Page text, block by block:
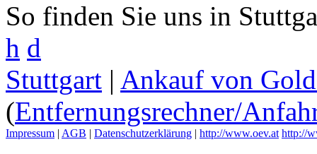
So finden Sie uns in
h d
Stuttgart | Ankauf von
(Entfernungsrechner/
Impressum | AGB | Datenschutzerklärung | http://www.oev.at http://